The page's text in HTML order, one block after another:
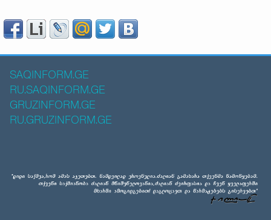
SAQINFORM.GE
RU.SAQINFORM.GE
GRUZINFORM.GE
RU.GRUZINFORM.GE